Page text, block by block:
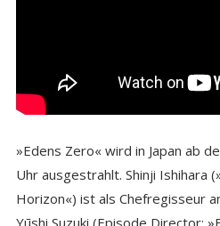
»Edens Zero« wird in Japan ab
Uhr ausgestrahlt. Shinji Ishihara
Horizon«) ist als Chefregisseur
Yūshi Suzuki (Episode Director: